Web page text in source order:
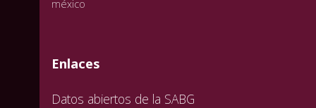
valida
valida
valida
Enlaces
Datos abiertos de la SABG